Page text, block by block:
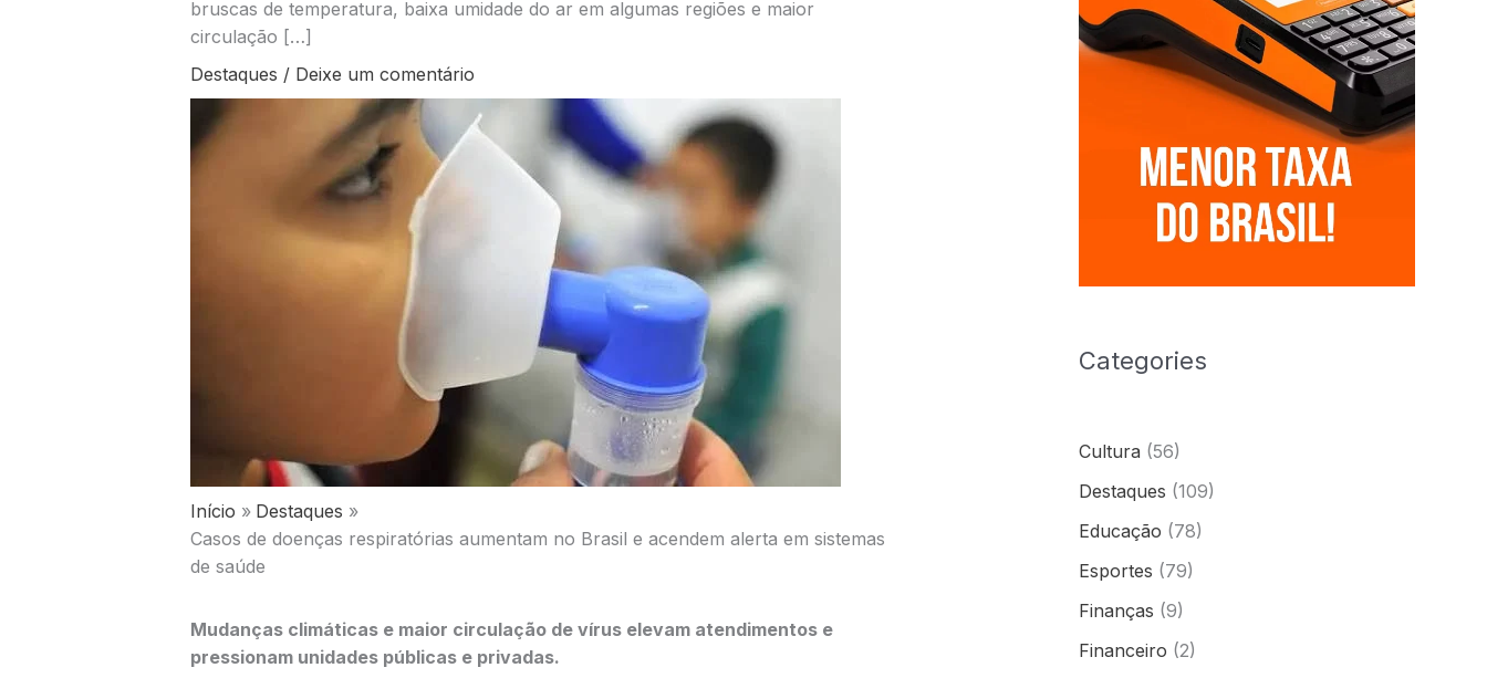
bruscas de temperatura, baixa umidade do ar em algumas regiões e maior
circulação […]
Destaques / Deixe um comentário
Início
Destaques
Casos de doenças respiratórias aumentam no Brasil e acendem alerta em sistemas
de saúde
Mudanças climáticas e maior circulação de vírus elevam atendimentos e
pressionam unidades públicas e privadas.
Categories
Cultura (56)
Destaques (109)
Educação (78)
Esportes (79)
Finanças (9)
Financeiro (2)